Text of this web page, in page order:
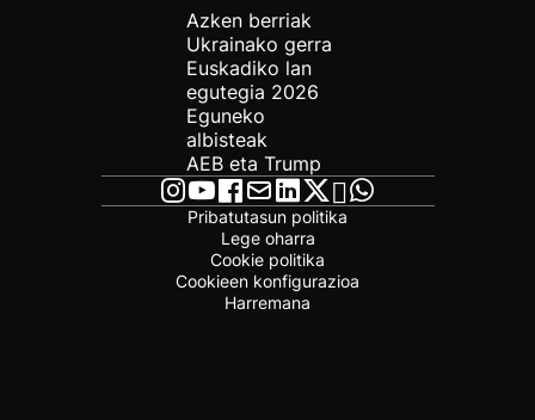
Azken berriak
Ukrainako gerra
Euskadiko lan
egutegia 2026
Eguneko
albisteak
AEB eta Trump
Pribatutasun politika
Lege oharra
Cookie politika
Cookieen konfigurazioa
Harremana